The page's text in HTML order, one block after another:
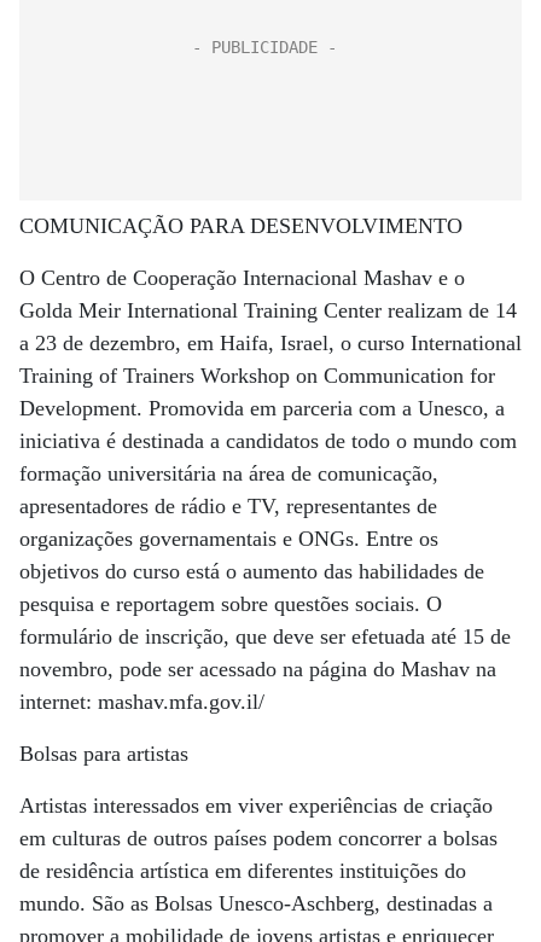
COMUNICAÇÃO PARA DESENVOLVIMENTO
O Centro de Cooperação Internacional Mashav e o
Golda Meir International Training Center realizam de 14
a 23 de dezembro, em Haifa, Israel, o curso International
Training of Trainers Workshop on Communication for
Development. Promovida em parceria com a Unesco, a
iniciativa é destinada a candidatos de todo o mundo com
formação universitária na área de comunicação,
apresentadores de rádio e TV, representantes de
organizações governamentais e ONGs. Entre os
objetivos do curso está o aumento das habilidades de
pesquisa e reportagem sobre questões sociais. O
formulário de inscrição, que deve ser efetuada até 15 de
novembro, pode ser acessado na página do Mashav na
internet: mashav.mfa.gov.il/
Bolsas para artistas
Artistas interessados em viver experiências de criação
em culturas de outros países podem concorrer a bolsas
de residência artística em diferentes instituições do
mundo. São as Bolsas Unesco-Aschberg, destinadas a
promover a mobilidade de jovens artistas e enriquecer